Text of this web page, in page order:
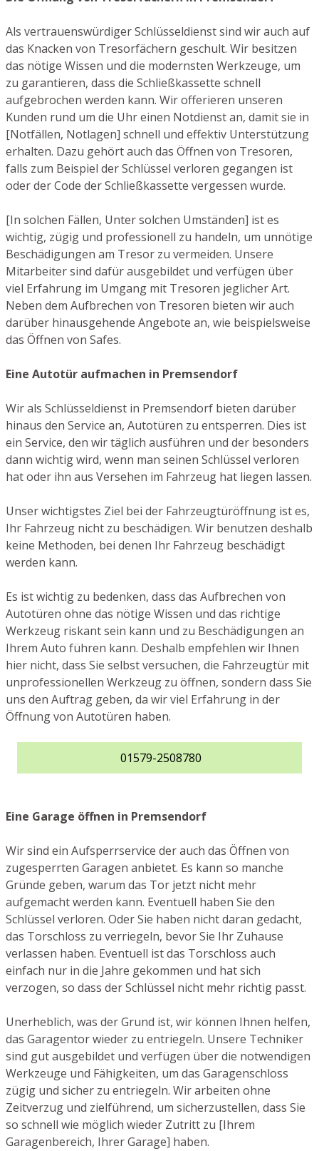
Als vertrauenswürdiger Schlüsseldienst sind wir auch auf
das Knacken von Tresorfächern geschult. Wir besitzen
das nötige Wissen und die modernsten Werkzeuge, um
zu garantieren, dass die Schließkassette schnell
aufgebrochen werden kann. Wir offerieren unseren
Kunden rund um die Uhr einen Notdienst an, damit sie in
[Notfällen, Notlagen] schnell und effektiv Unterstützung
erhalten. Dazu gehört auch das Öffnen von Tresoren,
falls zum Beispiel der Schlüssel verloren gegangen ist
oder der Code der Schließkassette vergessen wurde.
[In solchen Fällen, Unter solchen Umständen] ist es
wichtig, zügig und professionell zu handeln, um unnötige
Beschädigungen am Tresor zu vermeiden. Unsere
Mitarbeiter sind dafür ausgebildet und verfügen über
viel Erfahrung im Umgang mit Tresoren jeglicher Art.
Neben dem Aufbrechen von Tresoren bieten wir auch
darüber hinausgehende Angebote an, wie beispielsweise
das Öffnen von Safes.
Eine Autotür aufmachen in Premsendorf
Wir als Schlüsseldienst in Premsendorf bieten darüber
hinaus den Service an, Autotüren zu entsperren. Dies ist
ein Service, den wir täglich ausführen und der besonders
dann wichtig wird, wenn man seinen Schlüssel verloren
hat oder ihn aus Versehen im Fahrzeug hat liegen lassen.
Unser wichtigstes Ziel bei der Fahrzeugtüröffnung ist es,
Ihr Fahrzeug nicht zu beschädigen. Wir benutzen deshalb
keine Methoden, bei denen Ihr Fahrzeug beschädigt
werden kann.
Es ist wichtig zu bedenken, dass das Aufbrechen von
Autotüren ohne das nötige Wissen und das richtige
Werkzeug riskant sein kann und zu Beschädigungen an
Ihrem Auto führen kann. Deshalb empfehlen wir Ihnen
hier nicht, dass Sie selbst versuchen, die Fahrzeugtür mit
unprofessionellen Werkzeug zu öffnen, sondern dass Sie
uns den Auftrag geben, da wir viel Erfahrung in der
Öffnung von Autotüren haben.
01579-2508780
Eine Garage öffnen in Premsendorf
Wir sind ein Aufsperrservice der auch das Öffnen von
zugesperrten Garagen anbietet. Es kann so manche
Gründe geben, warum das Tor jetzt nicht mehr
aufgemacht werden kann. Eventuell haben Sie den
Schlüssel verloren. Oder Sie haben nicht daran gedacht,
das Torschloss zu verriegeln, bevor Sie Ihr Zuhause
verlassen haben. Eventuell ist das Torschloss auch
einfach nur in die Jahre gekommen und hat sich
verzogen, so dass der Schlüssel nicht mehr richtig passt.
Unerheblich, was der Grund ist, wir können Ihnen helfen,
das Garagentor wieder zu entriegeln. Unsere Techniker
sind gut ausgebildet und verfügen über die notwendigen
Werkzeuge und Fähigkeiten, um das Garagenschloss
zügig und sicher zu entriegeln. Wir arbeiten ohne
Zeitverzug und zielführend, um sicherzustellen, dass Sie
so schnell wie möglich wieder Zutritt zu [Ihrem
Garagenbereich, Ihrer Garage] haben.